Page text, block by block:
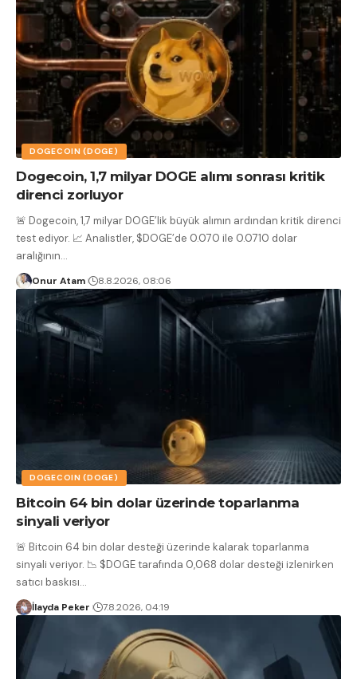
DOGECOIN (DOGE)
Dogecoin, 1,7 milyar DOGE alımı sonrası kritik
direnci zorluyor
🚨 Dogecoin, 1,7 milyar DOGE’lik büyük alımın ardından kritik direnci
test ediyor. 📈 Analistler, $DOGE’de 0.070 ile 0.0710 dolar
aralığının…
Onur Atam 8.8.2026, 08:06
DOGECOIN (DOGE)
Bitcoin 64 bin dolar üzerinde toparlanma
sinyali veriyor
🚨 Bitcoin 64 bin dolar desteği üzerinde kalarak toparlanma
sinyali veriyor. 📉 $DOGE tarafında 0,068 dolar desteği izlenirken
satıcı baskısı…
İlayda Peker 7.8.2026, 04:19